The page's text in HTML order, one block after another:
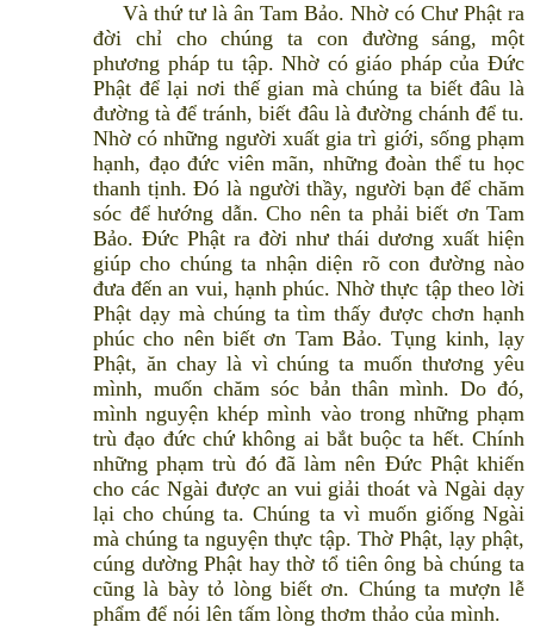
Và thứ tư là ân Tam Bảo. Nhờ có Chư Phật ra
đời chỉ cho chúng ta con đường sáng, một
phương pháp tu tập. Nhờ có giáo pháp của Đức
Phật để lại nơi thế gian mà chúng ta biết đâu là
đường tà để tránh, biết đâu là đường chánh để tu.
Nhờ có những người xuất gia trì giới, sống phạm
hạnh, đạo đức viên mãn, những đoàn thể tu học
thanh tịnh. Đó là người thầy, người bạn để chăm
sóc để hướng dẫn. Cho nên ta phải biết ơn Tam
Bảo. Đức Phật ra đời như thái dương xuất hiện
giúp cho chúng ta nhận diện rõ con đường nào
đưa đến an vui, hạnh phúc. Nhờ thực tập theo lời
Phật dạy mà chúng ta tìm thấy được chơn hạnh
phúc cho nên biết ơn Tam Bảo. Tụng kinh, lạy
Phật, ăn chay là vì chúng ta muốn thương yêu
mình, muốn chăm sóc bản thân mình. Do đó,
mình nguyện khép mình vào trong những phạm
trù đạo đức chứ không ai bắt buộc ta hết. Chính
những phạm trù đó đã làm nên Đức Phật khiến
cho các Ngài được an vui giải thoát và Ngài dạy
lại cho chúng ta. Chúng ta vì muốn giống Ngài
mà chúng ta nguyện thực tập. Thờ Phật, lạy phật,
cúng dường Phật hay thờ tổ tiên ông bà chúng ta
cũng là bày tỏ lòng biết ơn. Chúng ta mượn lễ
phẩm để nói lên tấm lòng thơm thảo của mình.